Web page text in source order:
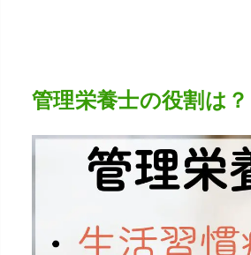
管理栄養士の役割は？